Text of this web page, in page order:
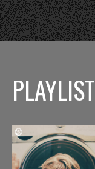
PLAYLIST